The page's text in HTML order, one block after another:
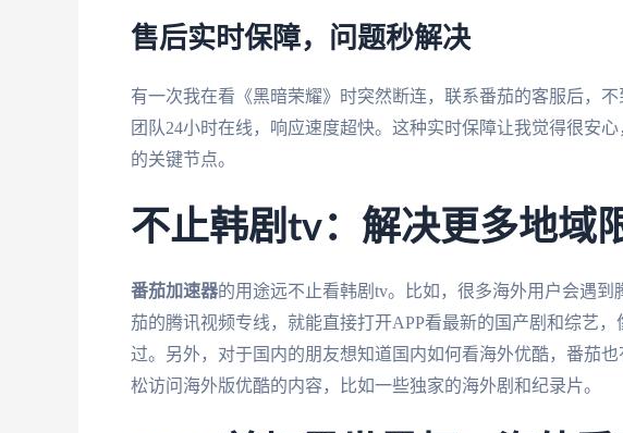
售后实时保障，问题秒解决
有一次我在看《黑暗荣耀》时突然断连，联系番茄的客服后，
团队24小时在线，响应速度超快。这种实时保障让我觉得很安
的关键节点。
不止韩剧tv：解决更多地域
番茄加速器的用途远不止看韩剧tv。比如，很多海外用户会遇
茄的腾讯视频专线，就能直接打开APP看最新的国产剧和综艺
过。另外，对于国内的朋友想知道国内如何看海外优酷，番茄
松访问海外版优酷的内容，比如一些独家的海外剧和纪录片。